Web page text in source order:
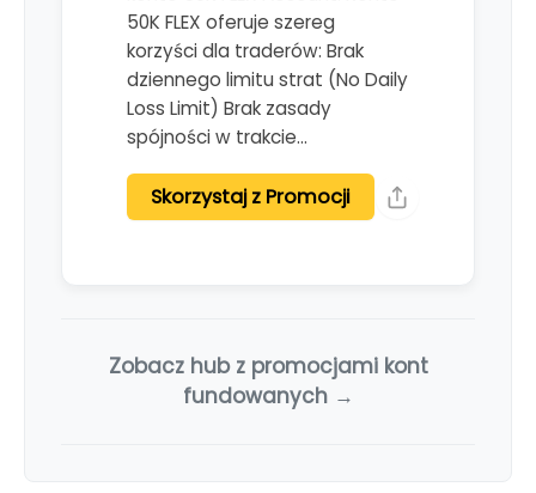
50K FLEX oferuje szereg
korzyści dla traderów: Brak
dziennego limitu strat (No Daily
Loss Limit) Brak zasady
spójności w trakcie…
Skorzystaj z Promocji
Zobacz hub z promocjami kont
fundowanych →